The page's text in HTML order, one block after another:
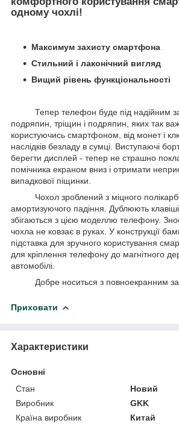
одному чохлі!
Максимум захисту смартфона
Стильний і лаконічний вигляд
Вищий рівень функціональності
Тепер телефон буде під надійним
подряпин, тріщин і подряпин, яких так
користуючись смартфоном, від монет і
наслідків безладу в сумці. Виступаючі
берегти дисплей - тепер не страшно
помічника екраном вниз і отримати
випадкової піщинки.
Чохол зроблений з міцного
амортизуючого падіння. Дублюють
збігаються з цією моделлю телефону.
чохла не ковзає в руках. У конструкції
підставка для зручного користування
для кріплення телефону до магнітного
автомобілі.
Добре носиться з повноекранним
Приховати
Характеристики
Основні
Стан
Новий
Виробник
GKK
Країна виробник
Китай